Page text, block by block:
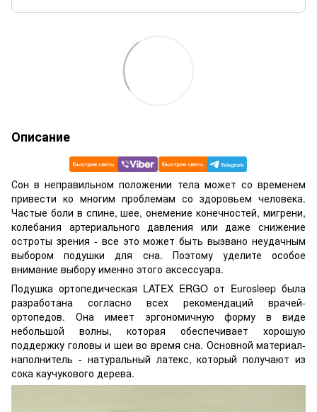
Описание
Сон в неправильном положении тела может со временем
привести ко многим проблемам со здоровьем человека.
Частые боли в спине, шее, онемение конечностей, мигрени,
колебания артериального давления или даже снижение
остроты зрения - все это может быть вызвано неудачным
выбором подушки для сна. Поэтому уделите особое
внимание выбору именно этого аксессуара.
Подушка ортопедическая LATEX ERGO от Eurosleep была
разработана согласно всех рекомендаций врачей-
ортопедов. Она имеет эргономичную форму в виде
небольшой волны, которая обеспечивает хорошую
поддержку головы и шеи во время сна. Основной материал-
наполнитель - натуральный латекс, который получают из
сока каучукового дерева.